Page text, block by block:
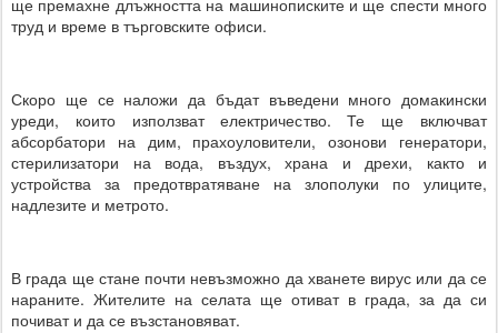
ще премахне длъжността на машинописките и ще спести много
труд и време в търговските офиси.
Скоро ще се наложи да бъдат въведени много домакински
уреди, които използват електричество. Те ще включват
абсорбатори на дим, прахоуловители, озонови генератори,
стерилизатори на вода, въздух, храна и дрехи, както и
устройства за предотвратяване на злополуки по улиците,
надлезите и метрото.
В града ще стане почти невъзможно да хванете вирус или да се
нараните. Жителите на селата ще отиват в града, за да си
почиват и да се възстановяват.